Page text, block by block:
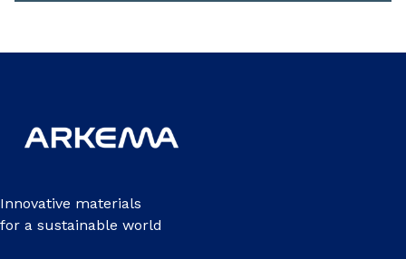
Innovative materials
for a sustainable world